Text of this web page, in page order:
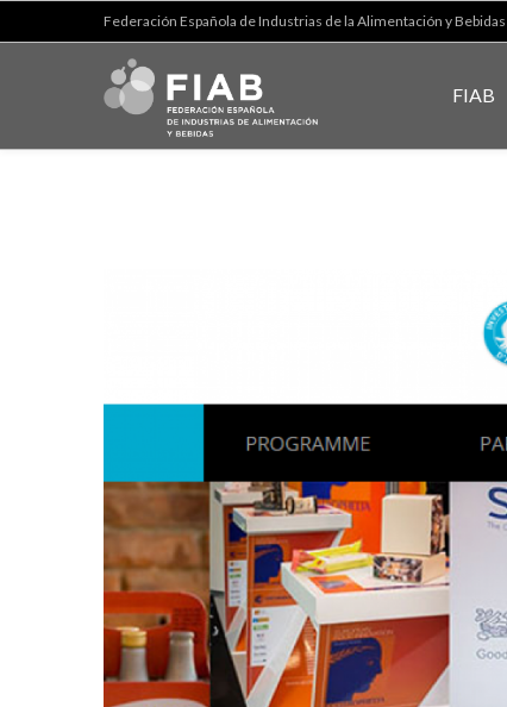
Federación Española de Industrias de la Alimentación y Bebidas
FIAB